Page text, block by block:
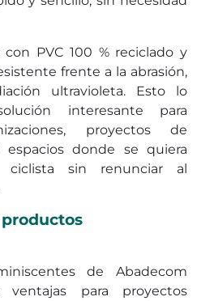
PVC 100 % reciclado y
frente a la abrasión,
ultravioleta. Esto lo
interesante para
proyectos de
donde se quiera
ciclista sin renunciar al
de Abadecom
ventajas para proyectos